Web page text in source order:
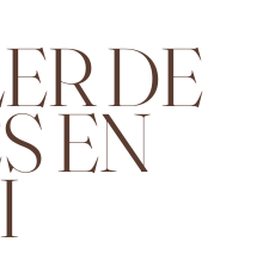
DE
EN